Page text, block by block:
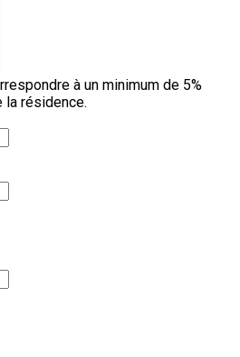
à un minimum de 5%
la résidence.